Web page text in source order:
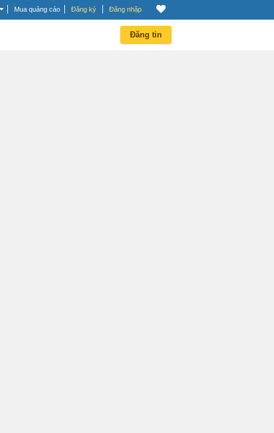
Mua quảng cáo Đăng ký Đăng nhập
Đăng tin